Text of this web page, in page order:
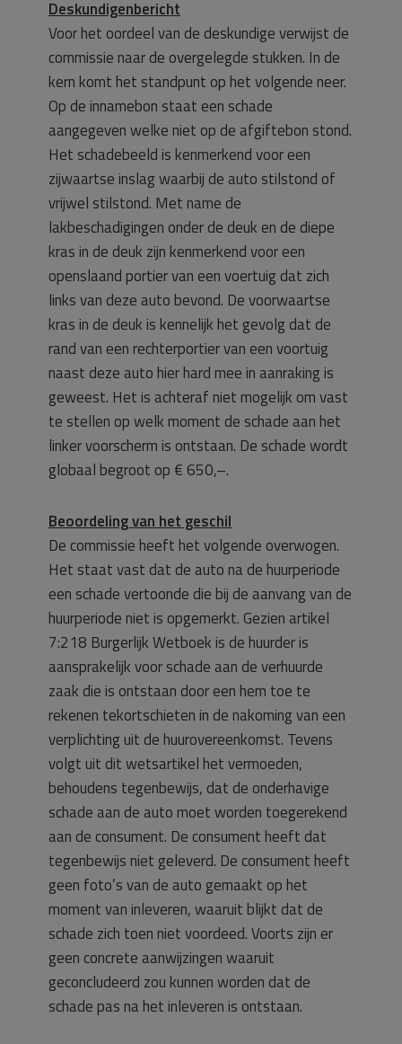
Deskundigenbericht
Voor het oordeel van de deskundige verwijst de
commissie naar de overgelegde stukken. In de
kern komt het standpunt op het volgende neer.
Op de innamebon staat een schade
aangegeven welke niet op de afgiftebon stond.
Het schadebeeld is kenmerkend voor een
zijwaartse inslag waarbij de auto stilstond of
vrijwel stilstond. Met name de
lakbeschadigingen onder de deuk en de diepe
kras in de deuk zijn kenmerkend voor een
openslaand portier van een voertuig dat zich
links van deze auto bevond. De voorwaartse
kras in de deuk is kennelijk het gevolg dat de
rand van een rechterportier van een voortuig
naast deze auto hier hard mee in aanraking is
geweest. Het is achteraf niet mogelijk om vast
te stellen op welk moment de schade aan het
linker voorscherm is ontstaan. De schade wordt
globaal begroot op € 650,–.
Beoordeling van het geschil
De commissie heeft het volgende overwogen.
Het staat vast dat de auto na de huurperiode
een schade vertoonde die bij de aanvang van de
huurperiode niet is opgemerkt. Gezien artikel
7:218 Burgerlijk Wetboek is de huurder is
aansprakelijk voor schade aan de verhuurde
zaak die is ontstaan door een hem toe te
rekenen tekortschieten in de nakoming van een
verplichting uit de huurovereenkomst. Tevens
volgt uit dit wetsartikel het vermoeden,
behoudens tegenbewijs, dat de onderhavige
schade aan de auto moet worden toegerekend
aan de consument. De consument heeft dat
tegenbewijs niet geleverd. De consument heeft
geen foto’s van de auto gemaakt op het
moment van inleveren, waaruit blijkt dat de
schade zich toen niet voordeed. Voorts zijn er
geen concrete aanwijzingen waaruit
geconcludeerd zou kunnen worden dat de
schade pas na het inleveren is ontstaan.